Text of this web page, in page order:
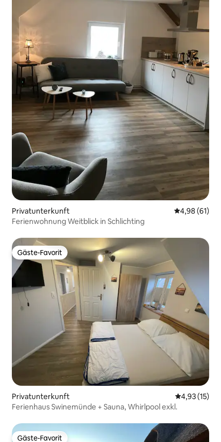
Privatunterkunft
4,98 (61)
Ferienwohnung Weitblick in Schlichting
Gäste-Favorit
Gäste-Favorit
Privatunterkunft
4,93 (15)
Ferienhaus Swinemünde + Sauna, Whirlpool exkl.
Gäste-Favorit